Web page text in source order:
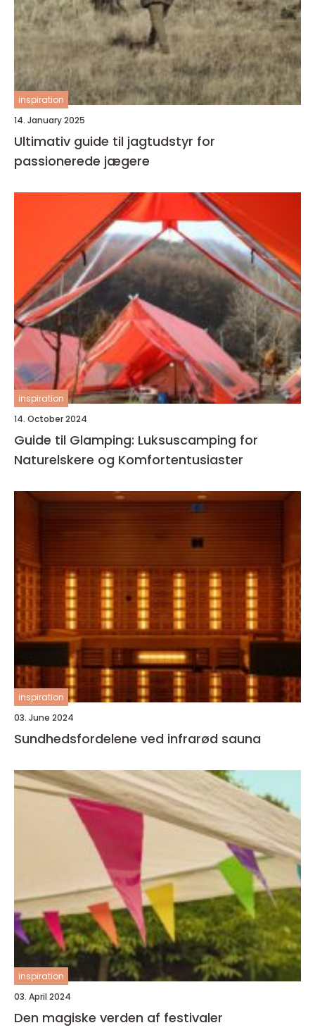
inspiration
14. January 2025
Ultimativ guide til jagtudstyr for
passionerede jægere
inspiration
14. October 2024
Guide til Glamping: Luksuscamping for
Naturelskere og Komfortentusiaster
inspiration
03. June 2024
Sundhedsfordelene ved infrarød sauna
inspiration
03. April 2024
Den magiske verden af festivaler